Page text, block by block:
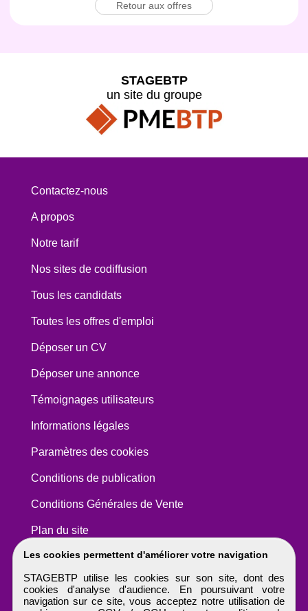
Retour aux offres
Les cookies permettent d'améliorer votre navigation
STAGEBTP utilise les cookies sur son site, dont des
cookies d'analyse d'audience. En poursuivant votre
navigation sur ce site, vous acceptez notre utilisation de
STAGEBTP
un site du groupe
Contactez-nous
A propos
Notre tarif
Nos sites de codiffusion
Tous les candidats
Toutes les offres d'emploi
Déposer un CV
Déposer une annonce
Témoignages utilisateurs
Informations légales
Paramètres des cookies
Conditions de publication
Conditions Générales de Vente
Plan du site